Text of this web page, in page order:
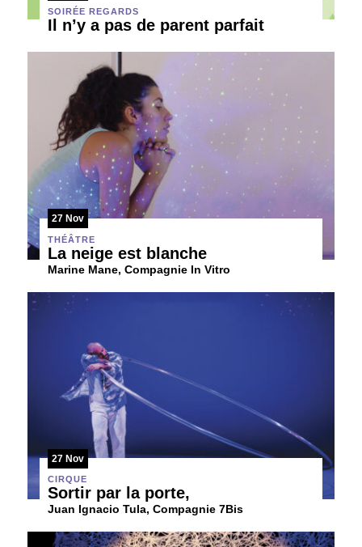
SOIRÉE REGARDS
Il n’y a pas de parent parfait
27 Nov
THÉÂTRE
La neige est blanche
Marine Mane, Compagnie In Vitro
27 Nov
CIRQUE
Sortir par la porte,
Juan Ignacio Tula, Compagnie 7Bis